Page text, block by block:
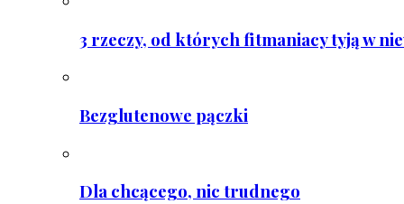
3 rzeczy, od których fitmaniacy tyją w
Bezglutenowe pączki
Dla chcącego, nic trudnego